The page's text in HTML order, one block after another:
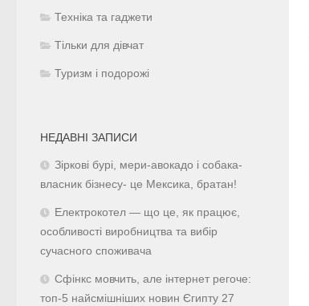
Техніка та гаджети
Тільки для дівчат
Туризм і подорожі
НЕДАВНІ ЗАПИСИ
Зіркові бурі, мери-авокадо і собака-
власник бізнесу- це Мексика, братан!
Електрокотел — що це, як працює,
особливості виробництва та вибір
сучасного споживача
Сфінкс мовчить, але інтернет регоче:
топ-5 найсмішніших новин Єгипту 27